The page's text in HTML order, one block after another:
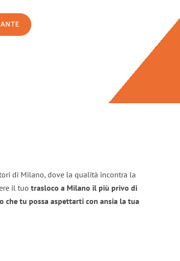
di Milano, dove la qualità incontra la
il tuo trasloco a Milano il più privo di
che tu possa aspettarti con ansia la tua